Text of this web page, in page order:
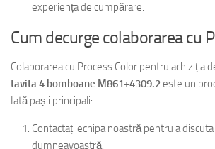
experiența de cumpărare.
Cum decurge colaborarea cu
Colaborarea cu Process Color pentru achiziția
tavita 4 bomboane M861+4309.2este un
Iată pașii principali:
Contactați echipa noastră pentru a
dumneavoastră.